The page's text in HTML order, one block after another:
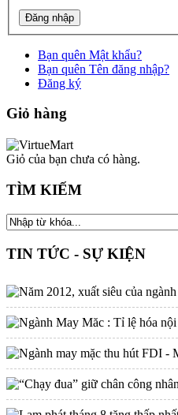
Bạn quên Mật khẩu?
Bạn quên Tên đăng nhập?
Đăng ký
Giỏ hàng
Giỏ của bạn chưa có hàng.
TÌM KIẾM
TIN TỨC - SỰ KIỆN